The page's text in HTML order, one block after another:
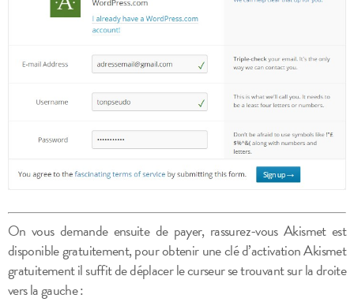
On vous demande ensuite de payer, rassurez-vous Akismet est
disponible gratuitement, pour obtenir une clé d’activation Akismet
gratuitement il suffit de déplacer le curseur se trouvant sur la droite
vers la gauche :